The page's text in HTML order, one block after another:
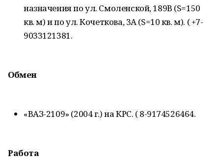
назначения по ул. Смоленской, 189В (S=150
кв. м) и по ул. Кочеткова, 3А (S=10 кв. м). ( +7-
9033121381.
Обмен
«ВАЗ-2109» (2004 г.) на КРС. ( 8-9174526464.
Работа